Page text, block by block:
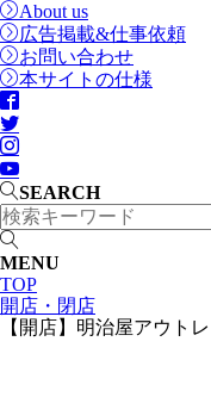
About us
広告掲載&仕事依頼
お問い合わせ
本サイトの仕様
SEARCH
MENU
TOP
開店・閉店
【開店】明治屋アウト